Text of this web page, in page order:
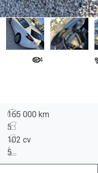
624 0
165 000 km
5
102 cv
5